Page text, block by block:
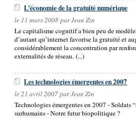
L’économie de la gratuité numérique
le 11 mars 2008 par Jean Zin
Le capitalisme cognitif a bien peu de
d’autant qu’internet favorise la gratuité et
considérablement la concentration par
externalités de réseau. (...)
Les technologies émergentes en 2007
le 21 avril 2007 par Jean Zin
Technologies émergentes en 2007 - Soldats
surhumains - Notre futur biopolitique ?